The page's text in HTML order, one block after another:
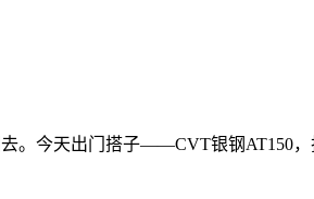
今天出门搭子——CVT银钢AT150，